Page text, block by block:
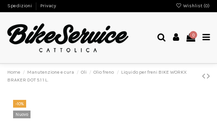
Spedizioni Privacy Wishlist (0)
0
Home Manutenzione e cura Oli Olio freno
Liquido per freni BIKE WORKX
BRAKER DOT 5.1 1 L.
-10%
Nuovo